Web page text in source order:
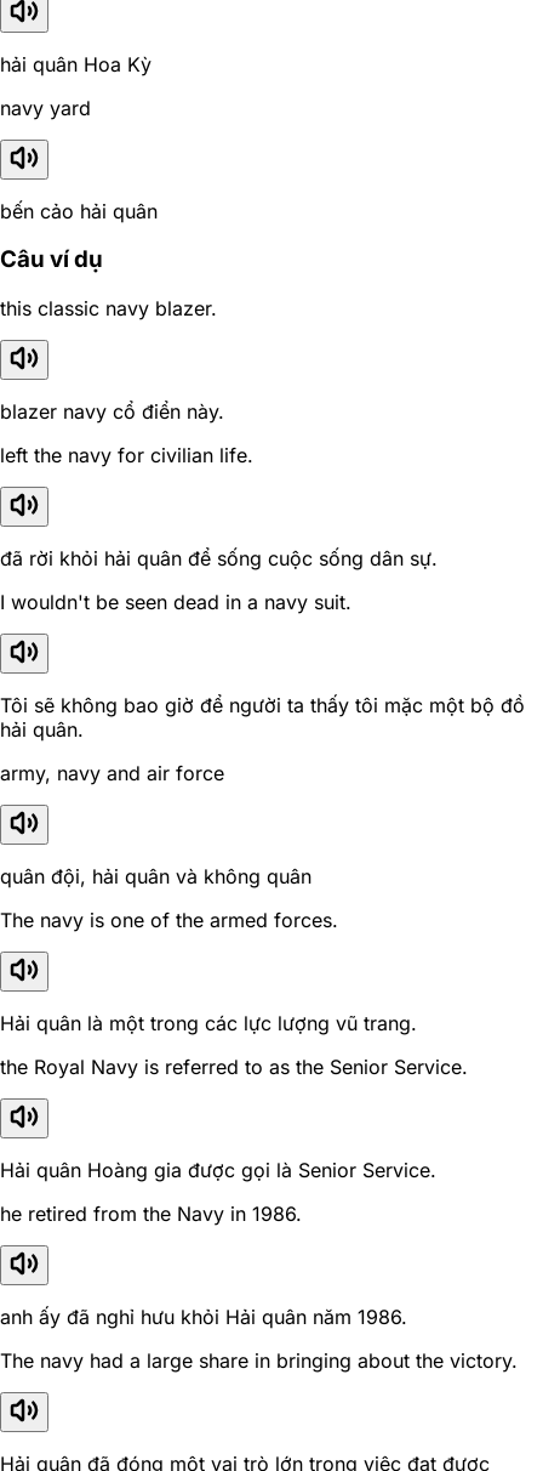
hải quân Hoa Kỳ
navy yard
bến cảo hải quân
Câu ví dụ
this classic navy blazer.
blazer navy cổ điển này.
left the navy for civilian life.
đã rời khỏi hải quân để sống cuộc sống dân sự.
I wouldn't be seen dead in a navy suit.
Tôi sẽ không bao giờ để người ta thấy tôi mặc một bộ đồ
hải quân.
army, navy and air force
quân đội, hải quân và không quân
The navy is one of the armed forces.
Hải quân là một trong các lực lượng vũ trang.
the Royal Navy is referred to as the Senior Service.
Hải quân Hoàng gia được gọi là Senior Service.
he retired from the Navy in 1986.
anh ấy đã nghỉ hưu khỏi Hải quân năm 1986.
The navy had a large share in bringing about the victory.
Hải quân đã đóng một vai trò lớn trong việc đạt được